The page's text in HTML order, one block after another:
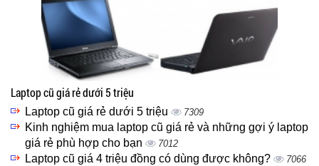
Laptop cũ giá rẻ dưới 5 triệu
Laptop cũ giá rẻ dưới 5 triệu 7309
Kinh nghiệm mua laptop cũ giá rẻ và những gợi ý laptop
giá rẻ phù hợp cho bạn
7012
Laptop cũ giá 4 triệu đồng có dùng được không? 7066